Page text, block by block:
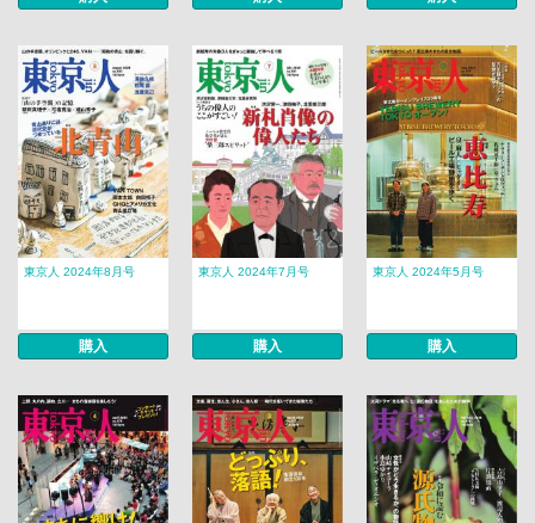
東京人 2024年8月号
購入
東京人 2024年7月号
購入
東京人 2024年5月号
購入